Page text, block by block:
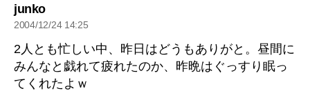
junkoの
発
2004/12/24 14:25
2人とも忙しい中、昨日はどうもありがと。昼間に
みんなと戯れて疲れたのか、昨晩はぐっすり眠っ
てくれたよｗ